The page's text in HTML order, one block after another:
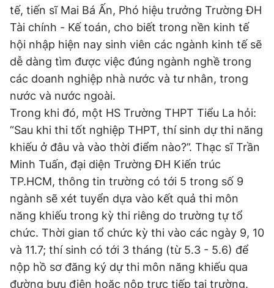
tế, tiến sĩ Mai Bá Ấn, Phó hiệu trưởng Trường ĐH
Tài chính - Kế toán, cho biết trong nền kinh tế
hội nhập hiện nay sinh viên các ngành kinh tế sẽ
dễ dàng tìm được việc đúng ngành nghề trong
các doanh nghiệp nhà nước và tư nhân, trong
nước và nước ngoài.
Trong khi đó, một HS Trường THPT Tiểu La hỏi:
“Sau khi thi tốt nghiệp THPT, thí sinh dự thi năng
khiếu ở đâu và vào thời điểm nào?”. Thạc sĩ Trần
Minh Tuấn, đại diện Trường ĐH Kiến trúc
TP.HCM, thông tin trường có tới 5 trong số 9
ngành sẽ xét tuyển dựa vào kết quả thi môn
năng khiếu trong kỳ thi riêng do trường tự tổ
chức. Thời gian tổ chức kỳ thi vào các ngày 9, 10
và 11.7; thí sinh có tới 3 tháng (từ 5.3 - 5.6) để
nộp hồ sơ đăng ký dự thi môn năng khiếu qua
đường bưu điện hoặc nộp trực tiếp tại trường.